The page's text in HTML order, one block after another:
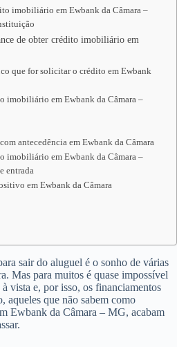
imobiliário em Ewbank da Câmara –
de obter crédito imobiliário em
que for solicitar o crédito em Ewbank
imobiliário em Ewbank da Câmara –
antecedência em Ewbank da Câmara
imobiliário em Ewbank da Câmara –
entrada
em Ewbank da Câmara
sair do aluguel é o sonho de várias
Mas para muitos é quase impossível
vista e, por isso, os financiamentos
aqueles que não sabem como
Ewbank da Câmara – MG, acabam